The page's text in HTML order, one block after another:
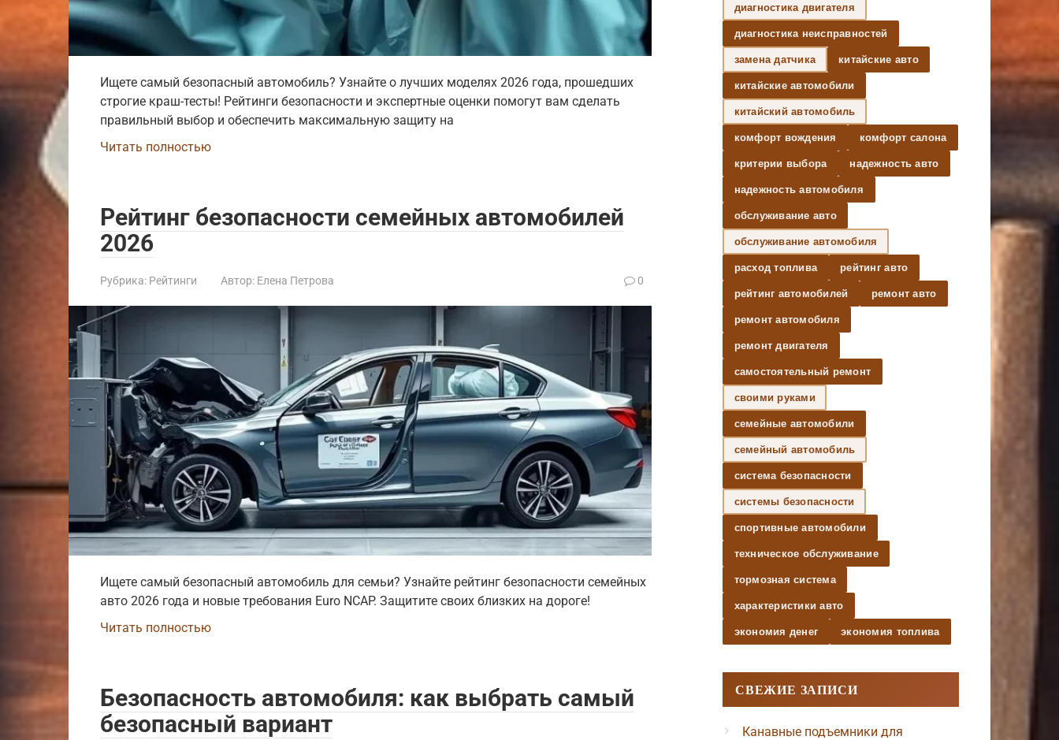
Ищете самый безопасный автомобиль? Узнайте о лучших моделях 2026 года, прошедших
строгие краш-тесты! Рейтинги безопасности и экспертные оценки помогут вам сделать
правильный выбор и обеспечить максимальную защиту на
Читать полностью
Рейтинг безопасности семейных автомобилей
2026
Рубрика: Рейтинги Автор: Елена Петрова 0
Ищете самый безопасный автомобиль для семьи? Узнайте рейтинг безопасности семейных
авто 2026 года и новые требования Euro NCAP. Защитите своих близких на дороге!
Читать полностью
Безопасность автомобиля: как выбрать самый
безопасный вариант
диагностика двигателя
диагностика неисправностей
замена датчика китайские авто
китайские автомобили
китайский автомобиль
комфорт вождения комфорт салона
критерии выбора надежность авто
надежность автомобиля
обслуживание авто
обслуживание автомобиля
расход топлива рейтинг авто
рейтинг автомобилей ремонт авто
ремонт автомобиля
ремонт двигателя
самостоятельный ремонт
своими руками
семейные автомобили
семейный автомобиль
система безопасности
системы безопасности
спортивные автомобили
техническое обслуживание
тормозная система
характеристики авто
экономия денег экономия топлива
СВЕЖИЕ ЗАПИСИ
Канавные подъемники для